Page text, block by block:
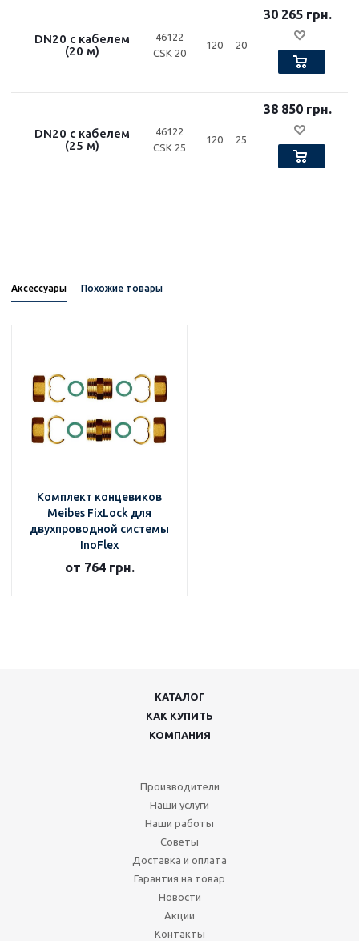
DN20 с кабелем
(20 м)
46122
CSK 20
120 20
30 265 грн.
DN20 с кабелем
(25 м)
46122
CSK 25
120 25
38 850 грн.
Аксессуары Похожие товары
Комплект концевиков
Meibes FixLock для
двухпроводной системы
InoFlex
от 764 грн.
КАТАЛОГ
КАК КУПИТЬ
КОМПАНИЯ
Производители
Наши услуги
Наши работы
Советы
Доставка и оплата
Гарантия на товар
Новости
Акции
Контакты